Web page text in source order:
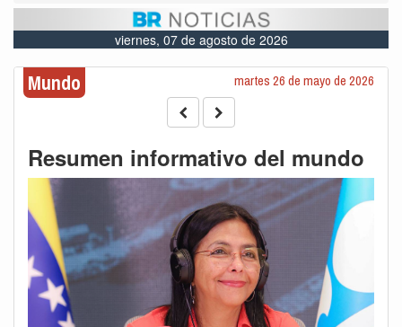
viernes, 07 de agosto de 2026
Mundo martes 26 de mayo de 2026
Resumen informativo del mundo